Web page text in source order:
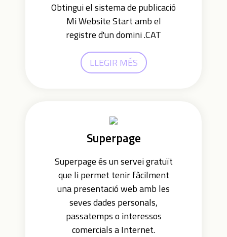
Obtingui el sistema de publicació
Mi Website Start amb el
registre d'un domini .CAT
LLEGIR MÉS
Superpage
Superpage és un servei gratuït
que li permet tenir fàcilment
una presentació web amb les
seves dades personals,
passatemps o interessos
comercials a Internet.